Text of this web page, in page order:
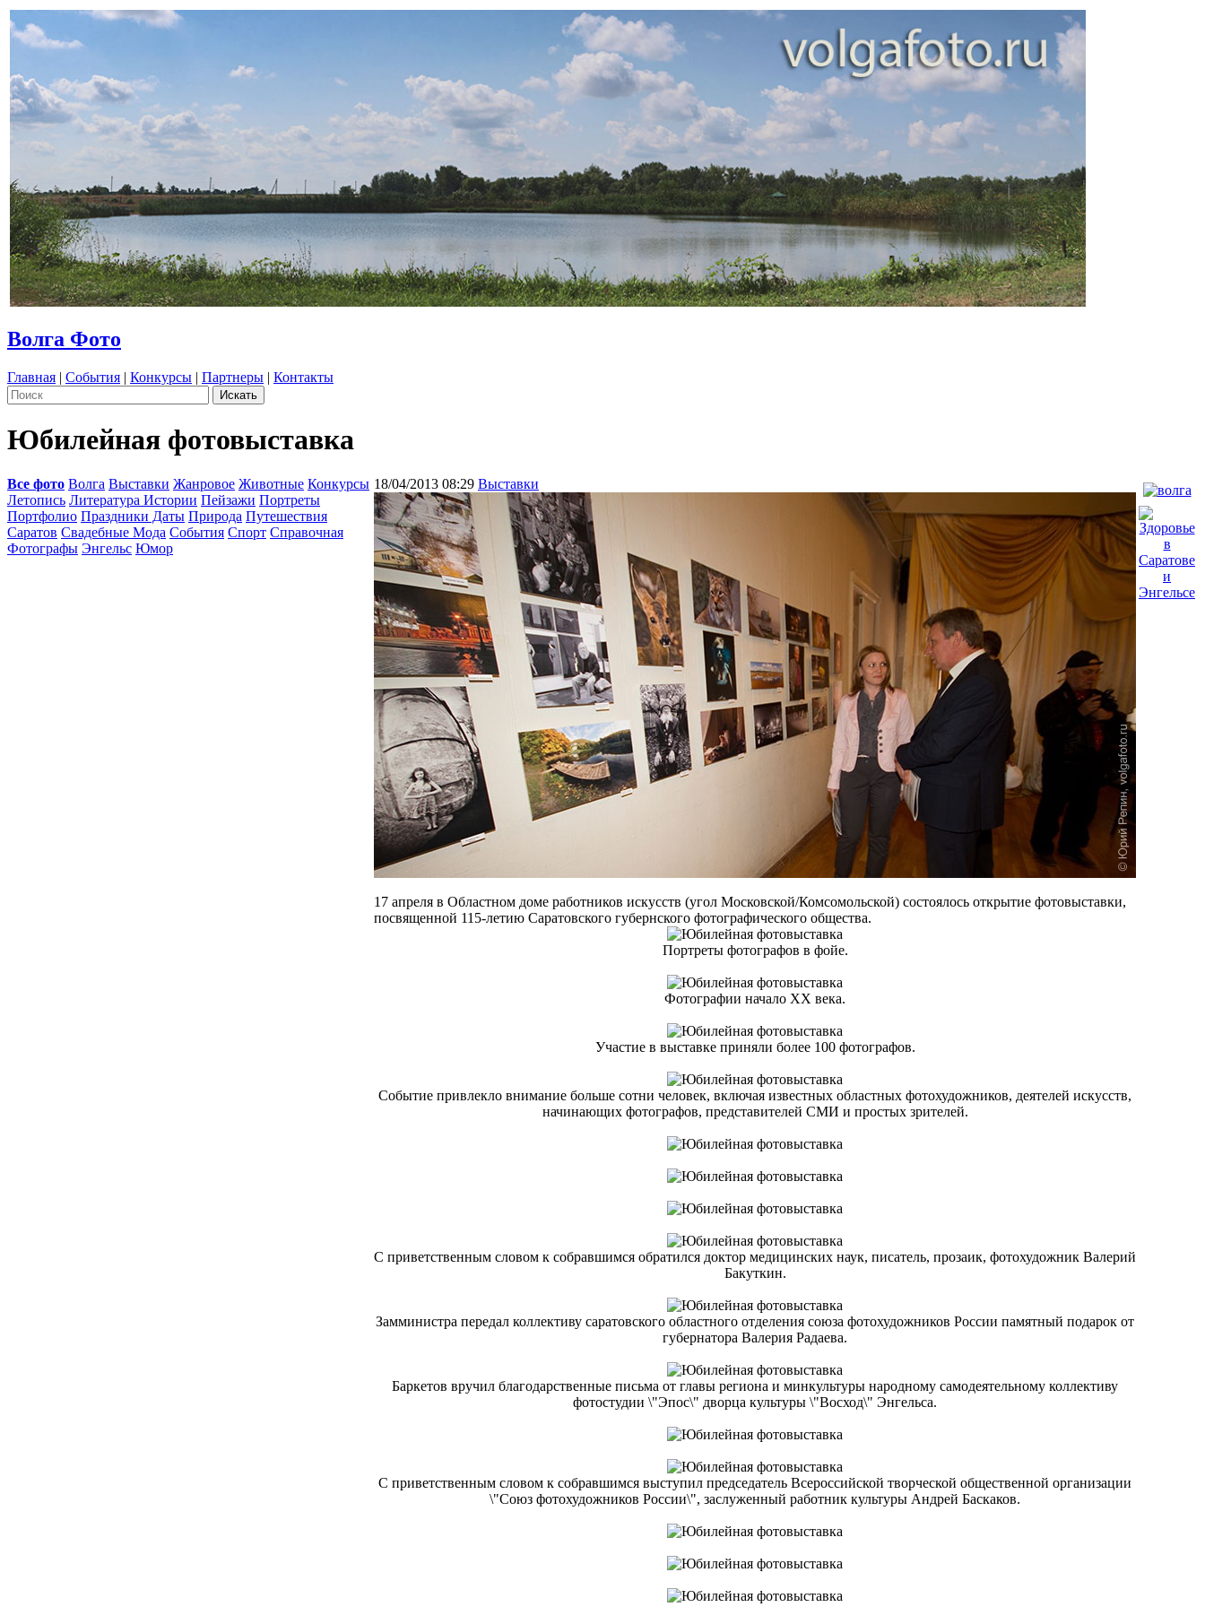
Волга Фото
Главная | События | Конкурсы | Партнеры | Контакты
Юбилейная фотовыставка
Все фото Волга Выставки Жанровое Животные Конкурсы
Летопись Литература Истории Пейзажи Портреты
Портфолио Праздники Даты Природа Путешествия
Саратов Свадебные Мода События Спорт Справочная
Фотографы Энгельс Юмор
18/04/2013 08:29 Выставки
17 апреля в Областном доме работников искусств (угол Московской/Комсомольской) состоялось открытие фотовыставки,
посвященной 115-летию Саратовского губернского фотографического общества.
Портреты фотографов в фойе.
Фотографии начало ХХ века.
Участие в выставке приняли более 100 фотографов.
Событие привлекло внимание больше сотни человек, включая известных областных фотохудожников, деятелей искусств,
начинающих фотографов, представителей СМИ и простых зрителей.
С приветственным словом к собравшимся обратился доктор медицинских наук, писатель, прозаик, фотохудожник Валерий
Бакуткин.
Замминистра передал коллективу саратовского областного отделения союза фотохудожников России памятный подарок от
губернатора Валерия Радаева.
Баркетов вручил благодарственные письма от главы региона и минкультуры народному самодеятельному коллективу
фотостудии \"Эпос\" дворца культуры \"Восход\" Энгельса.
С приветственным словом к собравшимся выступил председатель Всероссийской творческой общественной организации
\"Союз фотохудожников России\", заслуженный работник культуры Андрей Баскаков.